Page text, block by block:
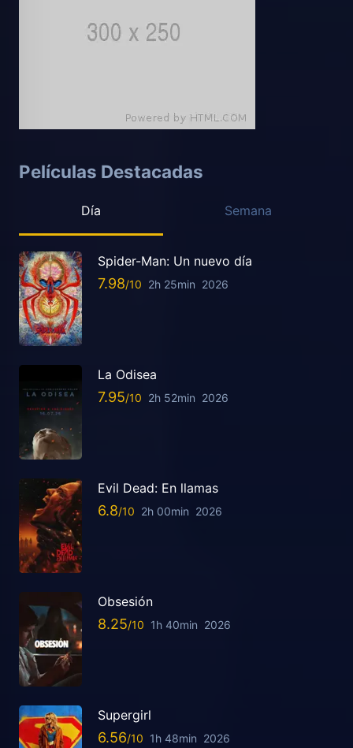
Películas Destacadas
Día Semana
Spider-Man: Un nuevo día
7.98 2h 25min 2026
La Odisea
7.95 2h 52min 2026
Evil Dead: En llamas
6.8 2h 00min 2026
Obsesión
8.25 1h 40min 2026
Supergirl
6.56 1h 48min 2026